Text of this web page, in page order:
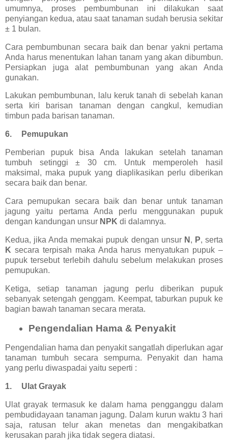
umumnya, proses pembumbunan ini dilakukan saat
penyiangan kedua, atau saat tanaman sudah berusia sekitar
± 1 bulan.
Cara pembumbunan secara baik dan benar yakni pertama
Anda harus menentukan lahan tanam yang akan dibumbun.
Persiapkan juga alat pembumbunan yang akan Anda
gunakan.
Lakukan pembumbunan, lalu keruk tanah di sebelah kanan
serta kiri barisan tanaman dengan cangkul, kemudian
timbun pada barisan tanaman.
6. Pemupukan
Pemberian pupuk bisa Anda lakukan setelah tanaman
tumbuh setinggi ± 30 cm. Untuk memperoleh hasil
maksimal, maka pupuk yang diaplikasikan perlu diberikan
secara baik dan benar.
Cara pemupukan secara baik dan benar untuk tanaman
jagung yaitu pertama Anda perlu menggunakan pupuk
dengan kandungan unsur NPK di dalamnya.
Kedua, jika Anda memakai pupuk dengan unsur N , P, serta
K secara terpisah maka Anda harus menyatukan pupuk –
pupuk tersebut terlebih dahulu sebelum melakukan proses
pemupukan.
Ketiga, setiap tanaman jagung perlu diberikan pupuk
sebanyak setengah genggam. Keempat, taburkan pupuk ke
bagian bawah tanaman secara merata.
Pengendalian Hama & Penyakit
Pengendalian hama dan penyakit sangatlah diperlukan agar
tanaman tumbuh secara sempurna. Penyakit dan hama
yang perlu diwaspadai yaitu seperti :
1. Ulat Grayak
Ulat grayak termasuk ke dalam hama pengganggu dalam
pembudidayaan tanaman jagung. Dalam kurun waktu 3 hari
saja, ratusan telur akan menetas dan mengakibatkan
kerusakan parah jika tidak segera diatasi.